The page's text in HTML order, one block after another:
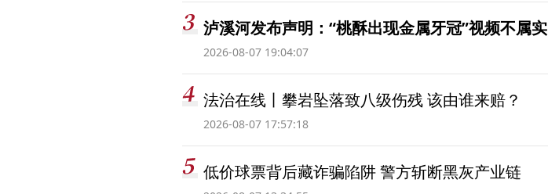
泸溪河发布声明：“桃酥出现金属牙冠”视频不属实
2026-08-07 19:04:07
法治在线丨攀岩坠落致八级伤残 该由谁来赔？
2026-08-07 17:57:18
低价球票背后藏诈骗陷阱 警方斩断黑灰产业链